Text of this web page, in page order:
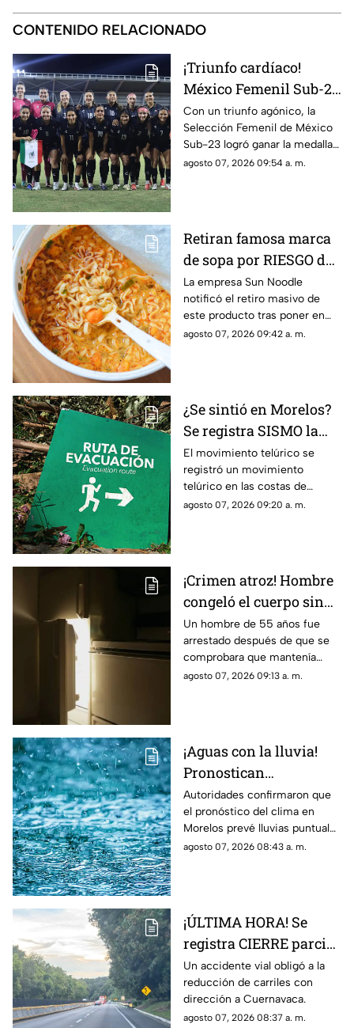
CONTENIDO RELACIONADO
¡Triunfo cardíaco!
México Femenil Sub-23
vence en penales a
Colombia en la final de
los Juegos
Centroamericanos y del
Con un triunfo agónico, la
Selección Femenil de México
Sub-23 logró ganar la medalla
de oro en fútbol durante los
agosto 07, 2026 09:54 a. m.
Retiran famosa marca
de sopa por RIESGO de
alergia; autoridades
piden no consumir el
producto
La empresa Sun Noodle
notificó el retiro masivo de
este producto tras poner en
riesgo a una parte de la
agosto 07, 2026 09:42 a. m.
¿Se sintió en Morelos?
Se registra SISMO la
mañana de este viernes
7 de agosto
El movimiento telúrico se
registró un movimiento
telúrico en las costas de
Guerrero.
agosto 07, 2026 09:20 a. m.
¡Crimen atroz! Hombre
congeló el cuerpo sin
vida de su padre para
poder cobrar su
pensión; Lo hizo
durante más de dos
Un hombre de 55 años fue
arrestado después de que se
comprobara que mantenía
congelado el cuerpo sin vida
agosto 07, 2026 09:13 a. m.
¡Aguas con la lluvia!
Pronostican
precipitaciones muy
fuertes en Morelos
HOY; Lista de
municipios más
Autoridades confirmaron que
el pronóstico del clima en
Morelos prevé lluvias puntuales
muy fuertes de 50 a 75 mm
agosto 07, 2026 08:43 a. m.
¡ÚLTIMA HORA! Se
registra CIERRE parcial
en la autopista México-
Cuernavaca; esto pasó
Un accidente vial obligó a la
reducción de carriles con
dirección a Cuernavaca.
agosto 07, 2026 08:37 a. m.